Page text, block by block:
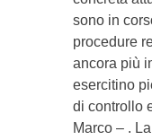
sono in
procedure
ancora più
esercitino
di controllo
Marco – .